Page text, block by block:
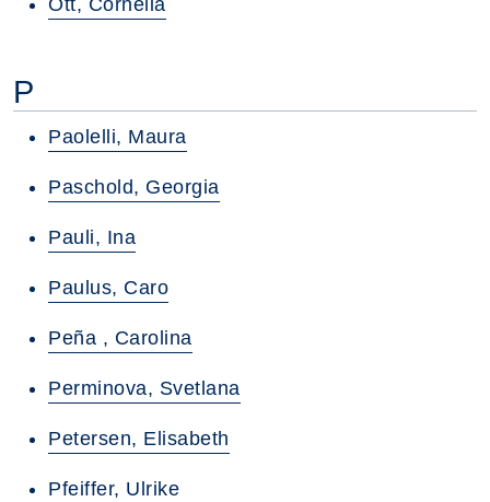
P
Paolelli, Maura
Paschold, Georgia
Pauli, Ina
Paulus, Caro
Peña , Carolina
Perminova, Svetlana
Petersen, Elisabeth
Pfeiffer, Ulrike